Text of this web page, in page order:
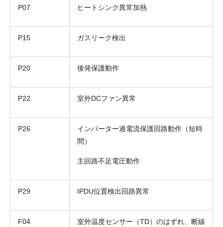
P07 ヒートシンク異常加熱
P15 ガスリーク検出
P20 後発保護動作
P22 室外DCファン異常
P26
インバーター過電流保護回路動作（短時
間）
主回路不足電圧動作
P29 IPDU位置検出回路異常
F04
室外温度センサー（TD）のはずれ、断線